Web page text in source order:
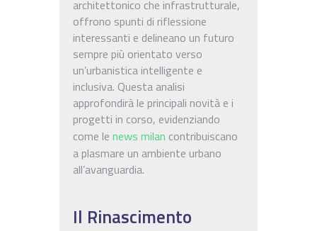
architettonico che infrastrutturale,
offrono spunti di riflessione
interessanti e delineano un futuro
sempre più orientato verso
un’urbanistica intelligente e
inclusiva. Questa analisi
approfondirà le principali novità e i
progetti in corso, evidenziando
come le news milan contribuiscano
a plasmare un ambiente urbano
all’avanguardia.
Il Rinascimento